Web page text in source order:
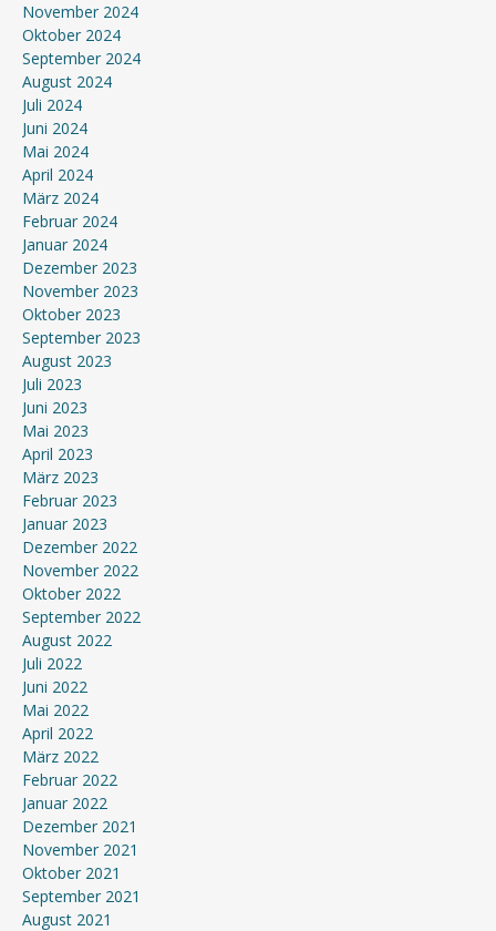
November 2024
Oktober 2024
September 2024
August 2024
Juli 2024
Juni 2024
Mai 2024
April 2024
März 2024
Februar 2024
Januar 2024
Dezember 2023
November 2023
Oktober 2023
September 2023
August 2023
Juli 2023
Juni 2023
Mai 2023
April 2023
März 2023
Februar 2023
Januar 2023
Dezember 2022
November 2022
Oktober 2022
September 2022
August 2022
Juli 2022
Juni 2022
Mai 2022
April 2022
März 2022
Februar 2022
Januar 2022
Dezember 2021
November 2021
Oktober 2021
September 2021
August 2021